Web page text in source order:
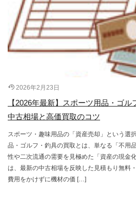
2026年2月23日
【2026年最新】スポーツ用品・ゴル
中古相場と高価買取のコツ
スポーツ・趣味用品の「資産売却」という選
品・ゴルフ・釣具の買取とは、単なる「不用
性や二次流通の需要を見極めた「資産の現金
は、最新の中古相場を反映した見積もり無料
費用をかけずに機材の価 […]